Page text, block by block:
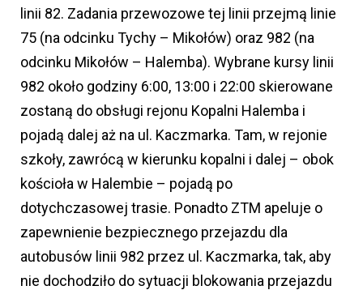
linii 82. Zadania przewozowe tej linii przejmą linie
75 (na odcinku Tychy – Mikołów) oraz 982 (na
odcinku Mikołów – Halemba). Wybrane kursy linii
982 około godziny 6:00, 13:00 i 22:00 skierowane
zostaną do obsługi rejonu Kopalni Halemba i
pojadą dalej aż na ul. Kaczmarka. Tam, w rejonie
szkoły, zawrócą w kierunku kopalni i dalej – obok
kościoła w Halembie – pojadą po
dotychczasowej trasie. Ponadto ZTM apeluje o
zapewnienie bezpiecznego przejazdu dla
autobusów linii 982 przez ul. Kaczmarka, tak, aby
nie dochodziło do sytuacji blokowania przejazdu